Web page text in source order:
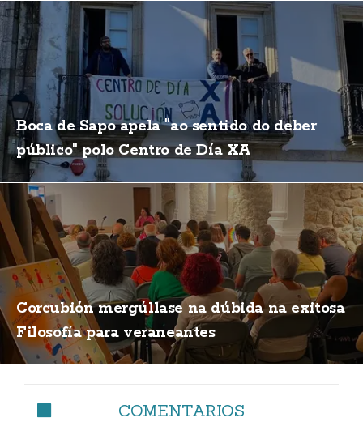
Boca de Sapo apela "ao sentido do deber
público" polo Centro de Día XA
Corcubión mergúllase na dúbida na exitosa
Filosofía para veraneantes
COMENTARIOS